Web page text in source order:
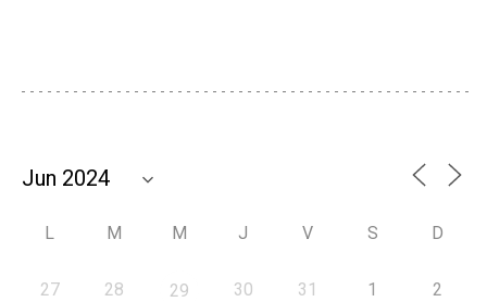
L M M J V S D
27 28 29 30 31 1 2